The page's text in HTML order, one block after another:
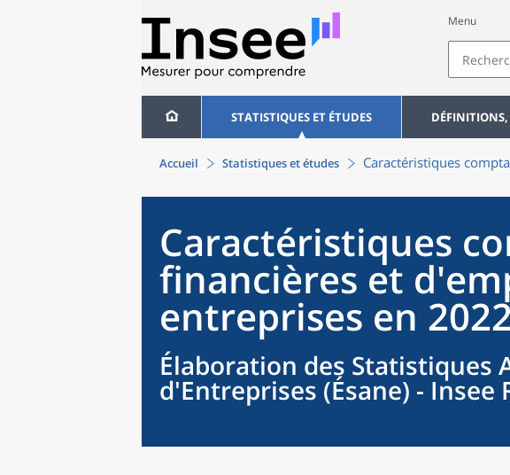
Menu
STATISTIQUES ET ÉTUDES
Accueil Statistiques et études Caractéristiques
Caractéristiques
financières et
entreprises en
Élaboration des Statistiques
d'Entreprises (Ésane) - Insee